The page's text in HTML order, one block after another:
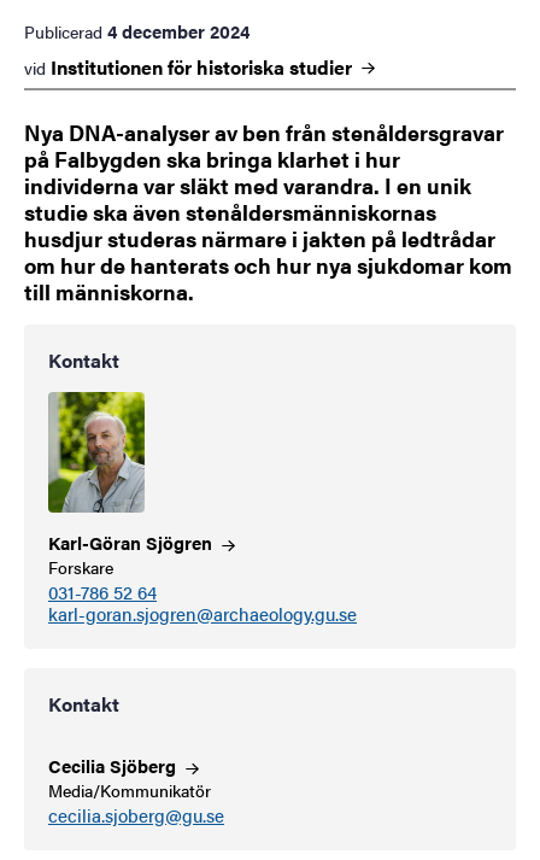
Publicerad 4 december 2024
vid Institutionen för historiska studier
Nya DNA-analyser av ben från stenåldersgravar
på Falbygden ska bringa klarhet i hur
individerna var släkt med varandra. I en unik
studie ska även stenåldersmänniskornas
husdjur studeras närmare i jakten på ledtrådar
om hur de hanterats och hur nya sjukdomar kom
till människorna.
Kontakt
Karl-Göran Sjögren
Forskare
031-786 52 64
karl-goran.sjogren@archaeology.gu.se
Kontakt
CeciliaSjöberg
Media/Kommunikatör
cecilia.sjoberg@gu.se